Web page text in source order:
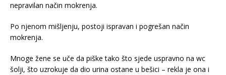
nepravilan način mokrenja.
Po njenom mišljenju, postoji ispravan i pogrešan način
mokrenja.
Mnoge žene se uče da piške tako što sjede uspravno na wc
šolji, što uzrokuje da dio urina ostane u bešici – rekla je ona i